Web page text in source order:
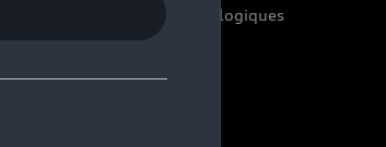
Tutoriels technologiques